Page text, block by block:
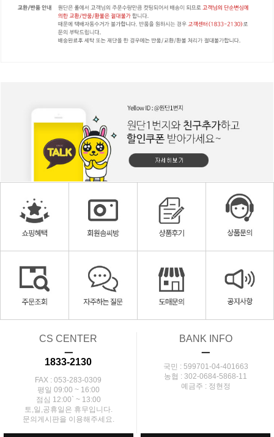
CS CENTER
ㅡ
1833-2130
FAX : 053-283-0309
평일 09:00 ~ 16:00
점심 12:00` ~ 13:00
토,일,공휴일은 휴무입니다.
문의게시판을 이용해주세요.
BANK INFO
ㅡ
국민 : 599701-04-401663
농협 : 302-0684-5868-11
예금주 : 정현정